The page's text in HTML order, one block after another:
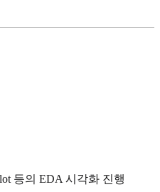
등의 EDA 시각화 진행